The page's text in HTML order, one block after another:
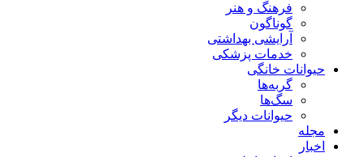
فرهنگ و هنر
گوناگون
آرایشی بهداشتی
خدمات پزشکی
حیوانات خانگی
گربه‌ها
سگ‌ها
حیوانات دیگر
مجله
اخبار